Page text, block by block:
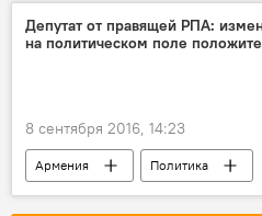
Депутат от правящей РПА:
на политическом поле
8 сентября 2016, 14:23
Армения
Политика
Изменения в правительстве Армении